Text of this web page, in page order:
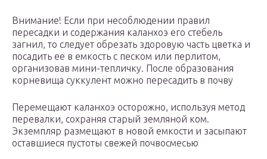
Внимание! Если при несоблюдении правил
пересадки и содержания каланхоэ его стебель
загнил, то следует обрезать здоровую часть цветка и
посадить ее в емкость с песком или перлитом,
организовав мини-тепличку. После образования
корневища суккулент можно пересадить в почву
Перемещают каланхоэ осторожно, используя метод
перевалки, сохраняя старый земляной ком.
Экземпляр размещают в новой емкости и засыпают
оставшиеся пустоты свежей почвосмесью